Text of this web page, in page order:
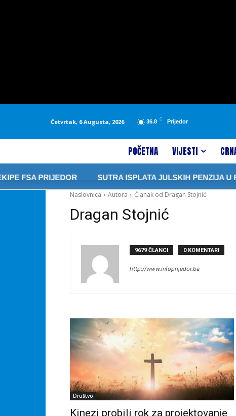
Četvrtak, 6 Augusta, 2026 36.8 C Prijedor
POČETNA VIJESTI
PRIJEDOR SUTRA ISPLATA JULSKIH PENZIJA U
Naslovnica
Autora Članak od Dragan Stojnić
Dragan Stojnić
9679 ČLANCI 0 KOMENTARI
http://www.infoprijedor.ba
Društvo
Kinezi probili rok za projektovanje